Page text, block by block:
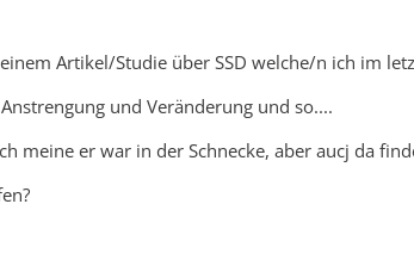
Artikel/Studie über SSD welche/n ich im
und Veränderung und so....
meine er war in der Schnecke, aber aucj da